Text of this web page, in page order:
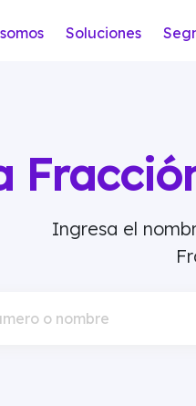
Soluciones
Ingresa el
o nombre